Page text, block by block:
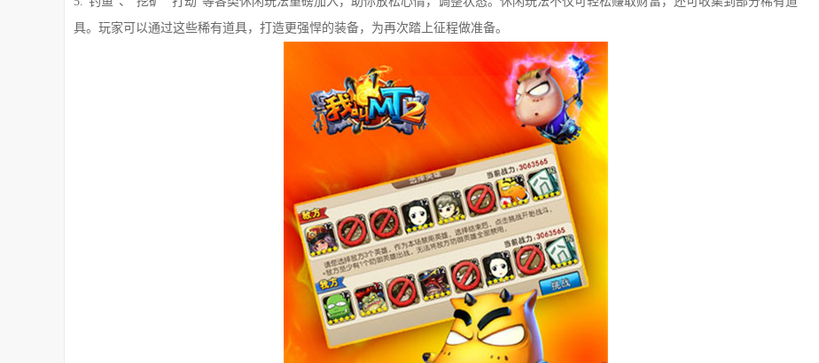
具。玩家可以通过这些稀有道具，打造更强悍的装备，为再次踏上征程做准备。